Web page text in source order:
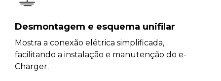
Desmontagem e esquema unifilar
Mostra a conexão elétrica simplificada,
facilitando a instalação e manutenção do e-
Charger.